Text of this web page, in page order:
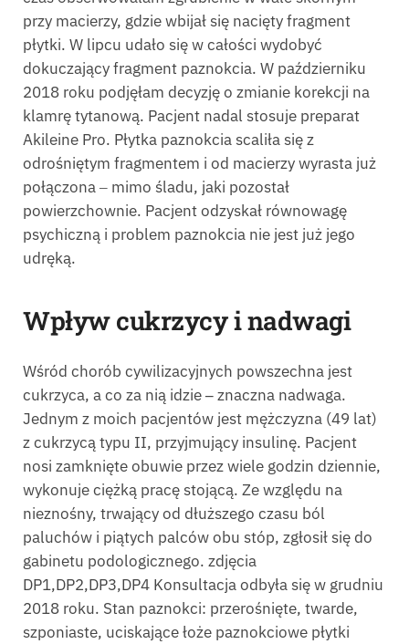
przy macierzy, gdzie wbijał się nacięty fragment
płytki. W lipcu udało się w całości wydobyć
dokuczający fragment paznokcia. W październiku
2018 roku podjęłam decyzję o zmianie korekcji na
klamrę tytanową. Pacjent nadal stosuje preparat
Akileine Pro. Płytka paznokcia scaliła się z
odrośniętym fragmentem i od macierzy wyrasta już
połączona ‒ mimo śladu, jaki pozostał
powierzchownie. Pacjent odzyskał równowagę
psychiczną i problem paznokcia nie jest już jego
udręką.
Wpływ cukrzycy i nadwagi
Wśród chorób cywilizacyjnych powszechna jest
cukrzyca, a co za nią idzie‒znaczna nadwaga.
Jednym z moich pacjentów jest mężczyzna (49 lat)
z cukrzycą typu II, przyjmujący insulinę. Pacjent
nosi zamknięte obuwie przez wiele godzin dziennie,
wykonuje ciężką pracę stojącą. Ze względu na
nieznośny, trwający od dłuższego czasu ból
paluchów i piątych palców obu stóp, zgłosił się do
gabinetu podologicznego. zdjęcia
DP1,DP2,DP3,DP4 Konsultacja odbyła się w grudniu
2018 roku. Stan paznokci: przerośnięte, twarde,
szponiaste, uciskające łoże paznokciowe płytki